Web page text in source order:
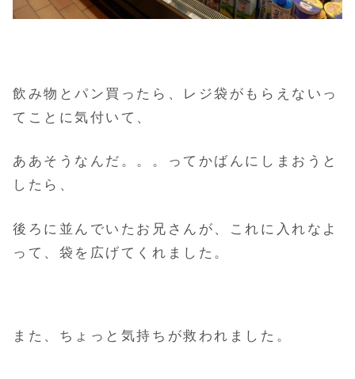
飲み物とパン買ったら、レジ袋がもらえないっ
てことに気付いて、
ああそうなんだ。。。ってかばんにしまおうと
したら、
後ろに並んでいたお兄さんが、これに入れなよ
って、袋を広げてくれました。
また、ちょっと気持ちが救われました。